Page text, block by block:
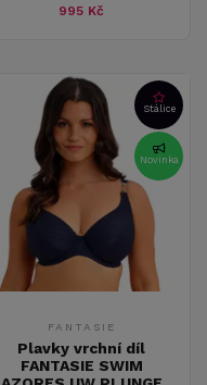
995 Kč
Stálice
Novinka
FANTASIE
Plavky vrchní díl
FANTASIE SWIM